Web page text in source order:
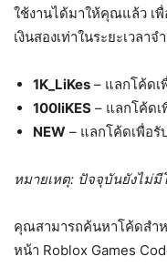
ใช้งานได้มาให้คุณแล้ว เ
เงินสองเท่าในระยะเวลาจ
1K_LiKes – แลกโค้ดเ
100liKES – แลกโค้ด
NEW – แลกโค้ดเพื่อรั
หมายเหตุ: ปัจจุบันยังไม่
คุณสามารถค้นหาโค้ดสำ
หน้า Roblox Games